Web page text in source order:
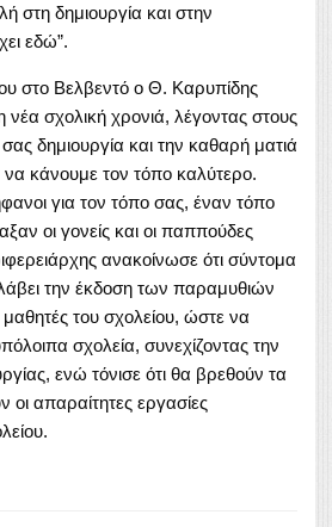
στη δημιουργία και στην
εδώ”.
στο Βελβεντό ο Θ. Καρυπίδης
νέα σχολική χρονιά, λέγοντας στους
δημιουργία και την καθαρή ματιά
κάνουμε τον τόπο καλύτερο.
για τον τόπο σας, έναν τόπο
οι γονείς και οι παππούδες
ανακοίνωσε ότι σύντομα
την έκδοση των παραμυθιών
του σχολείου, ώστε να
σχολεία, συνεχίζοντας την
ενώ τόνισε ότι θα βρεθούν τα
οι απαραίτητες εργασίες